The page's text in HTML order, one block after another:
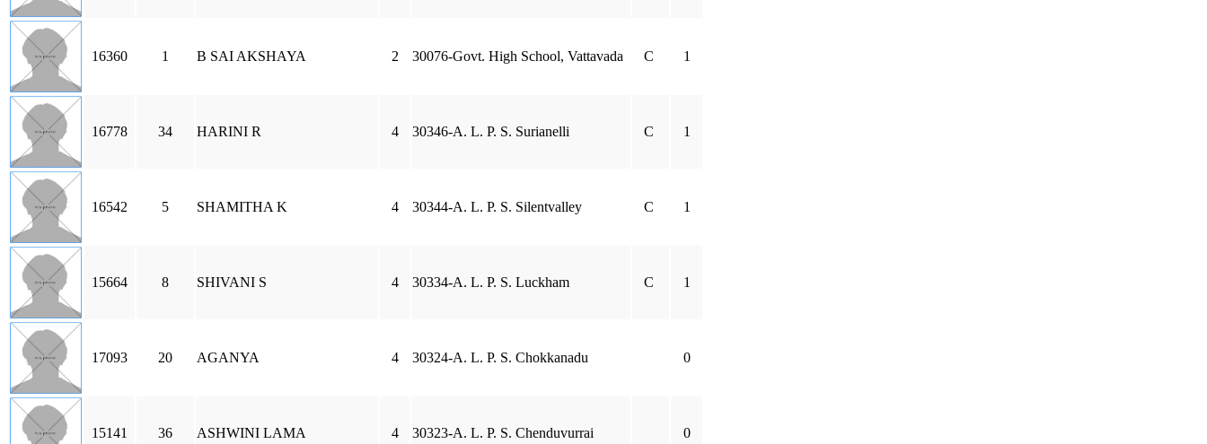
16360 1 B SAI AKSHAYA 2 30076-Govt. High School, Vattavada C 1
16778 34 HARINI R 4 30346-A. L. P. S. Surianelli C 1
16542 5 SHAMITHA K 4 30344-A. L. P. S. Silentvalley C 1
15664 8 SHIVANI S 4 30334-A. L. P. S. Luckham C 1
17093 20 AGANYA 4 30324-A. L. P. S. Chokkanadu 0
15141 36 ASHWINI LAMA 4 30323-A. L. P. S. Chenduvurrai 0